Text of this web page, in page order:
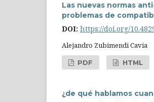
Las nuevas normas
problemas de
DOI: https://doi.org/
Alejandro Zubimendi Cavia
PDF HTML
¿de qué hablamos